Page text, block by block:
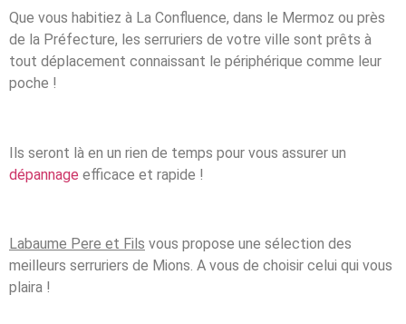
Que vous habitiez à La Confluence, dans le Mermoz ou près
de la Préfecture, les serruriers de votre ville sont prêts à
tout déplacement connaissant le périphérique comme leur
poche !
Ils seront là en un rien de temps pour vous assurer un
dépannage efficace et rapide !
Labaume Pere et Fils vous propose une sélection des
meilleurs serruriers de Mions. A vous de choisir celui qui vous
plaira !